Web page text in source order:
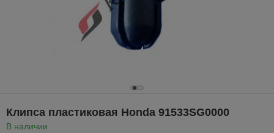
Клипса пластиковая Honda 91533SG0000
В наличии